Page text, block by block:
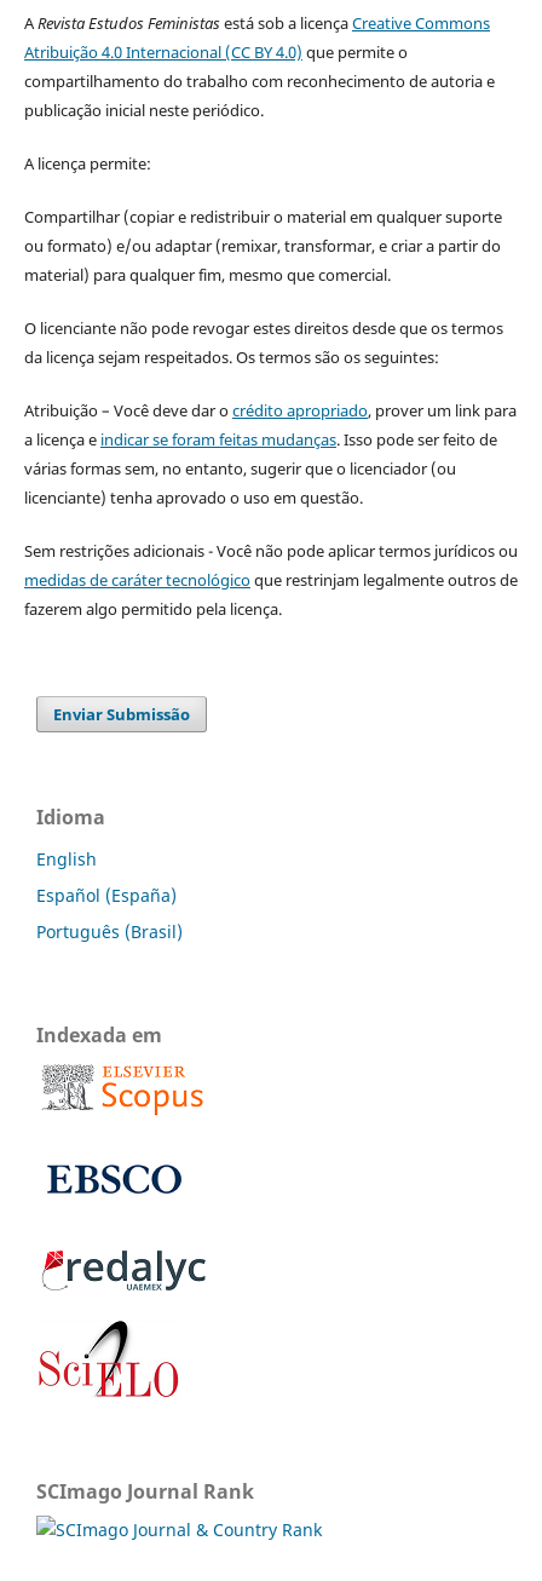
ARevista Estudos Feministasestá sob a licençaCreative Commons
Atribuição 4.0 Internacional (CC BY 4.0) que permite o
compartilhamento do trabalho com reconhecimento de autoria e
publicação inicial neste periódico.
A licença permite:
Compartilhar (copiar e redistribuir o material em qualquer suporte
ou formato) e/ou adaptar (remixar, transformar, e criar a partir do
material) para qualquer fim, mesmo que comercial.
O licenciante não pode revogar estes direitos desde que os termos
da licença sejam respeitados. Os termos são os seguintes:
Atribuição – Você deve dar ocrédito apropriado, prover um link para
a licença e indicar se foram feitas mudanças. Isso pode ser feito de
várias formas sem, no entanto, sugerir que o licenciador (ou
licenciante) tenha aprovado o uso em questão.
Sem restrições adicionais - Você não pode aplicar termos jurídicos ou
medidas de caráter tecnológicoque restrinjam legalmente outros de
fazerem algo permitido pela licença.
Enviar Submissão
Idioma
English
Español (España)
Português (Brasil)
Indexada em
SCImago Journal Rank